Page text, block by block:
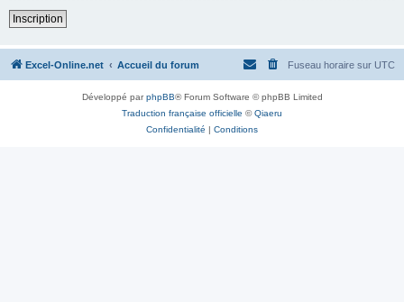
Inscription
Excel-Online.net Accueil du forum Fuseau horaire sur UTC
Développé parphpBB® Forum Software © phpBB Limited
Traduction française officielle ©Qiaeru
Confidentialité | Conditions